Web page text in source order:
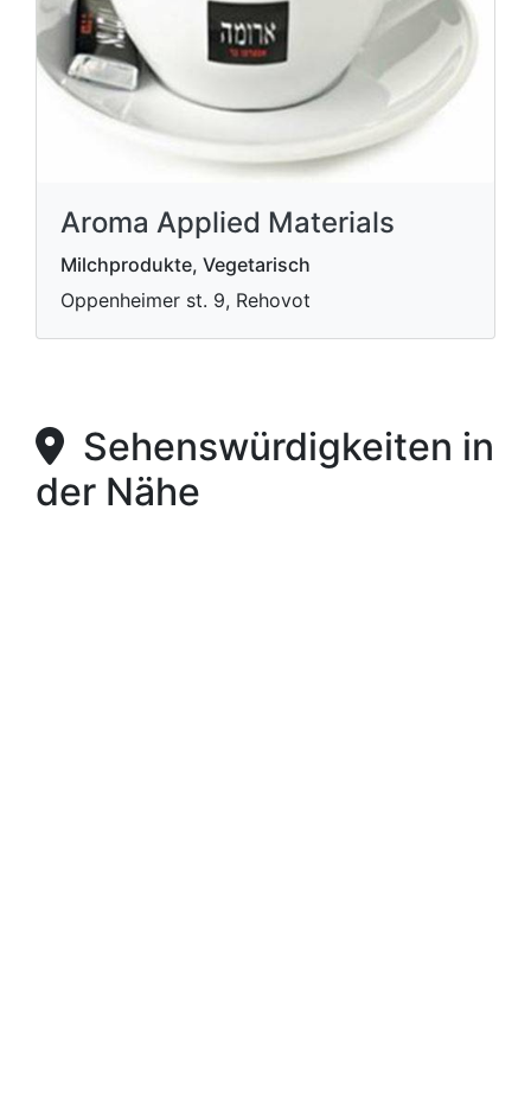
Aroma Applied Materials
Milchprodukte, Vegetarisch
Oppenheimer st. 9, Rehovot
Sehenswürdigkeiten in
der Nähe